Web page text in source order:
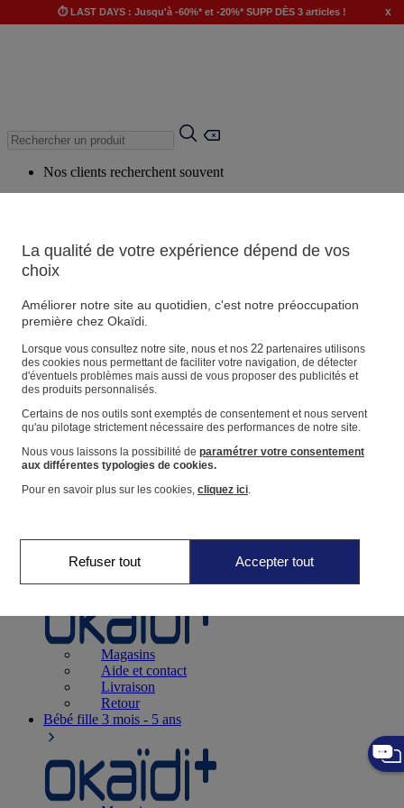
⏱️ LAST DAYS : Jusqu'à -60%* et -20%* SUPP DÈS 3 articles ! x
Nos clients recherchent souvent
Produits suggérés
Voir tous les produits
Magasin
Vos informations personnelles
Suivre une commande
Panier
Favoris
Naissance0-12 mois
Magasins
Aide et contact
Livraison
Retour
Bébé fille 3 mois - 5 ans
La qualité de votre expérience dépend de vos
choix
Améliorer notre site au quotidien, c'est notre préoccupation
première chez Okaïdi.
Lorsque vous consultez notre site, nous et nos 22partenaires utilisons
des cookies nous permettant de faciliter votre navigation, de détecter
d'éventuels problèmes mais aussi de vous proposer des publicités et
des produits personnalisés.
Certains de nos outils sont exemptés de consentement et nous servent
qu'au pilotage strictement nécessaire des performances de notre site.
Nous vous laissons la possibilité de paramétrer votre consentement
aux différentes typologies de cookies.
Pour en savoir plus sur les cookies, cliquez ici.
Refuser tout Accepter tout